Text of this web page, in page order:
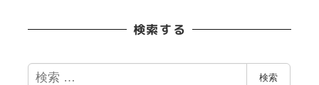
ー
ジ
検索する
検
検索